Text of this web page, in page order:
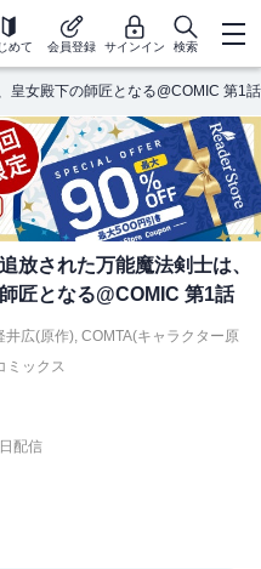
めて 会員登録 サインイン 検索
皇女殿下の師匠となる@COMIC 第1話
放された万能魔法剣士は、
匠となる@COMIC 第1話
井広(原作), COMTA(キャラクター原
ミックス
配信